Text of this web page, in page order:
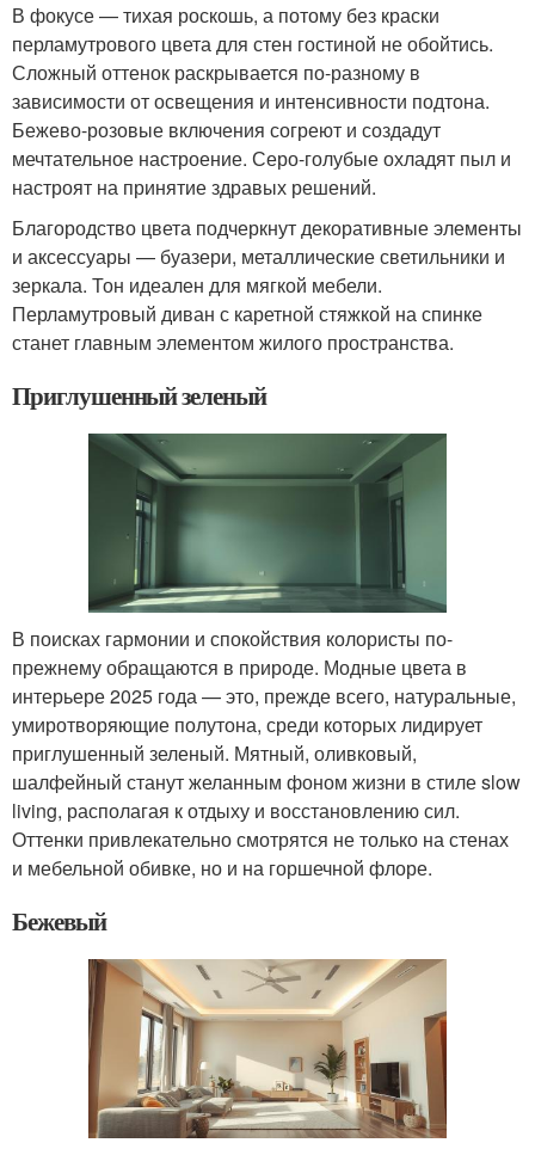
В фокусе — тихая роскошь, а потому без краски
перламутрового цвета для стен гостиной не обойтись.
Сложный оттенок раскрывается по-разному в
зависимости от освещения и интенсивности подтона.
Бежево-розовые включения согреют и создадут
мечтательное настроение. Серо-голубые охладят пыл и
настроят на принятие здравых решений.
Благородство цвета подчеркнут декоративные элементы
и аксессуары — буазери, металлические светильники и
зеркала. Тон идеален для мягкой мебели.
Перламутровый диван с каретной стяжкой на спинке
станет главным элементом жилого пространства.
Приглушенный зеленый
В поисках гармонии и спокойствия колористы по-
прежнему обращаются в природе. Модные цвета в
интерьере 2025 года — это, прежде всего, натуральные,
умиротворяющие полутона, среди которых лидирует
приглушенный зеленый. Мятный, оливковый,
шалфейный станут желанным фоном жизни в стиле slow
living, располагая к отдыху и восстановлению сил.
Оттенки привлекательно смотрятся не только на стенах
и мебельной обивке, но и на горшечной флоре.
Бежевый